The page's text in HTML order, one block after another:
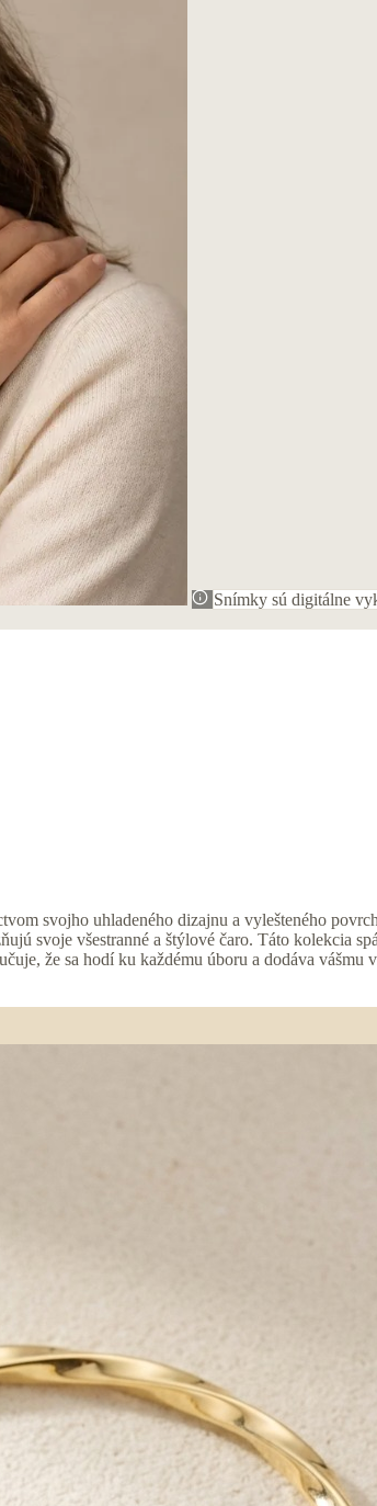
Snímky sú digitálne
svojho uhladeného dizajnu a vylešteného
svoje všestranné a štýlové čaro. Táto kolekcia
že sa hodí ku každému úboru a dodáva